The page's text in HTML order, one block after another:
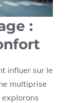
:
influer sur le
multiprise